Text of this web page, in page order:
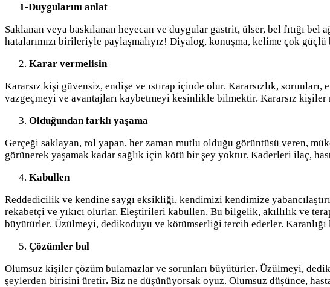
1-Duygularını anlat
Saklanan veya baskılanan heyecan ve duygular gastrit, ülser, bel fıtığı bel
hatalarımızı birileriyle paylaşmalıyız! Diyalog, konuşma, kelime çok
Karar vermelisin
Kararsız kişi güvensiz, endişe ve ıstırap içinde olur. Kararsızlık,
vazgeçmeyi ve avantajları kaybetmeyi kesinlikle bilmektir. Kararsız kişiler
Olduğundan farklı yaşama
Gerçeği saklayan, rol yapan, her zaman mutlu olduğu görüntüsü veren,
görünerek yaşamak kadar sağlık için kötü bir şey yoktur. Kaderleri ilaç,
Kabullen
Reddedicilik ve kendine saygı eksikliği, kendimizi kendimize
rekabetçi ve yıkıcı olurlar. Eleştirileri kabullen. Bu bilgelik, akıllılık ve
büyütürler. Üzülmeyi, dedikoduyu ve kötümserliği tercih ederler.
Çözümler bul
Olumsuz kişiler çözüm bulamazlar ve sorunları büyütürler. Üzülmeyi,
şeylerden birisini üretir. Biz ne düşünüyorsak oyuz. Olumsuz düşünce,